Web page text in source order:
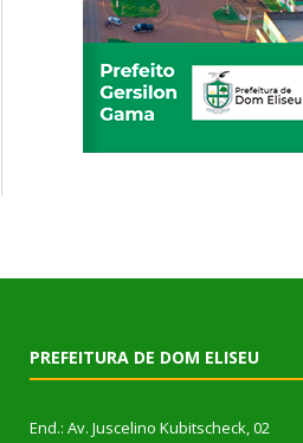
PREFEITURA DE DOM ELISEU
End.: Av. Juscelino Kubitscheck, 02